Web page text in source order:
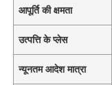
आपूर्ति की क्षमता
उत्पत्ति के प्लेस
न्यूनतम आदेश मात्रा